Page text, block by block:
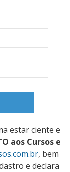
estar ciente e
aos Cursos e
, bem
e declara